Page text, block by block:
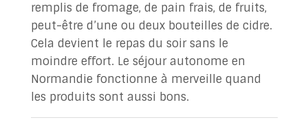
remplis de fromage, de pain frais, de fruits,
peut-être d’une ou deux bouteilles de cidre.
Cela devient le repas du soir sans le
moindre effort. Le séjour autonome en
Normandie fonctionne à merveille quand
les produits sont aussi bons.